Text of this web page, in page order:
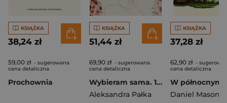
KSIĄŻKA
38,24 zł
59,00 zł - sugerowana
cena detaliczna
Prochownia
KSIĄŻKA
51,44 zł
69,90 zł - sugerowana
cena detaliczna
Wybieram sama. 10 historii o wolności i tworzeniu pięknego życia
Aleksandra Pałka
KSIĄŻKA
37,28 zł
62,90 zł -
cena detaliczna
Daniel Mason